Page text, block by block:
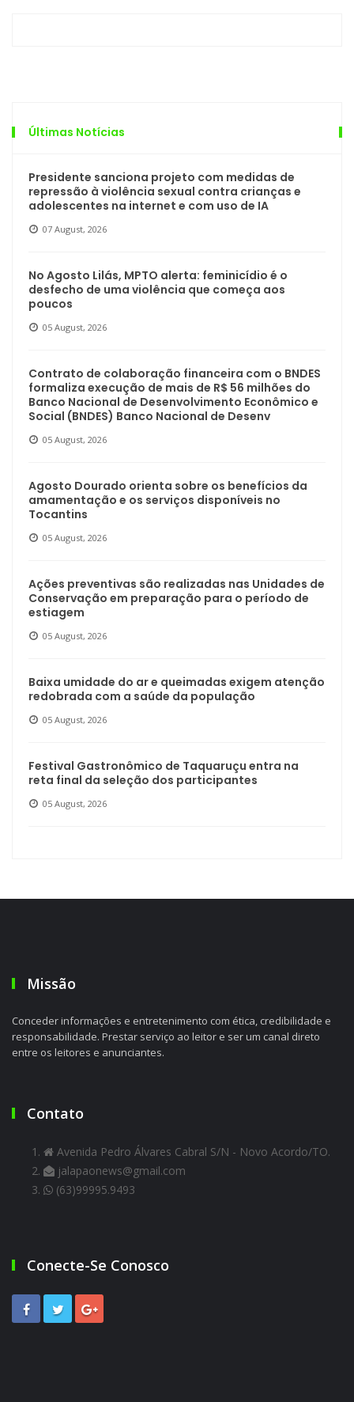
Últimas Notícias
Presidente sanciona projeto com medidas de
repressão à violência sexual contra crianças e
adolescentes na internet e com uso de IA
07 August, 2026
No Agosto Lilás, MPTO alerta: feminicídio é o
desfecho de uma violência que começa aos
poucos
05 August, 2026
Contrato de colaboração financeira com o BNDES
formaliza execução de mais de R$ 56 milhões do
Banco Nacional de Desenvolvimento Econômico e
Social (BNDES) Banco Nacional de Desenv
05 August, 2026
Agosto Dourado orienta sobre os benefícios da
amamentação e os serviços disponíveis no
Tocantins
05 August, 2026
Ações preventivas são realizadas nas Unidades de
Conservação em preparação para o período de
estiagem
05 August, 2026
Baixa umidade do ar e queimadas exigem atenção
redobrada com a saúde da população
05 August, 2026
Festival Gastronômico de Taquaruçu entra na
reta final da seleção dos participantes
05 August, 2026
Missão
Conceder informações e entretenimento com ética, credibilidade e
responsabilidade. Prestar serviço ao leitor e ser um canal direto
entre os leitores e anunciantes.
Contato
Avenida Pedro Álvares Cabral S/N - Novo Acordo/TO.
jalapaonews@gmail.com
(63)99995.9493
Conecte-Se Conosco